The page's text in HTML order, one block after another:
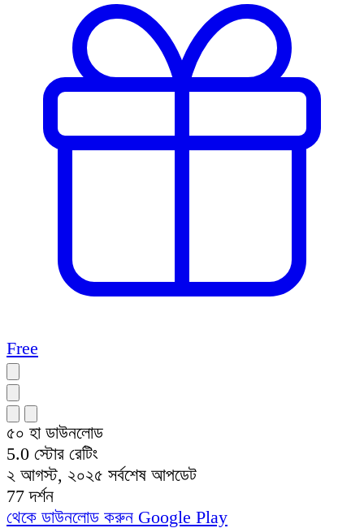
Free
৫০ হা ডাউনলোড
5.0 স্টোর রেটিং
২ আগস্ট, ২০২৫ সর্বশেষ আপডেট
77 দর্শন
থেকে ডাউনলোড করুন Google Play